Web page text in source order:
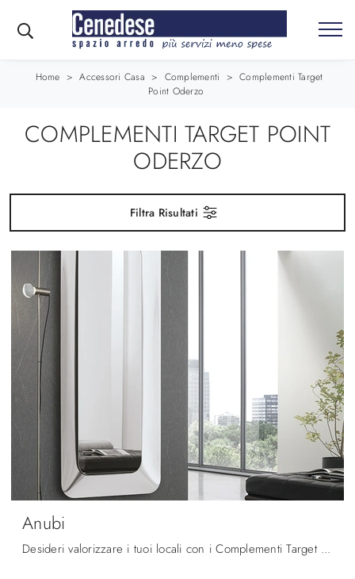
Home > Accessori Casa > Complementi > Complementi Target
Point Oderzo
COMPLEMENTI TARGET POINT
ODERZO
Filtra Risultati
Anubi
Desideri valorizzare i tuoi locali con i Complementi Target Point? Ecco qui vari modelli di specchi in vetro come Anubi.